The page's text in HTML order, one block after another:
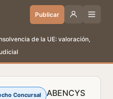
Publicar
de la UE: valoración,
Concursal
ABENCYS